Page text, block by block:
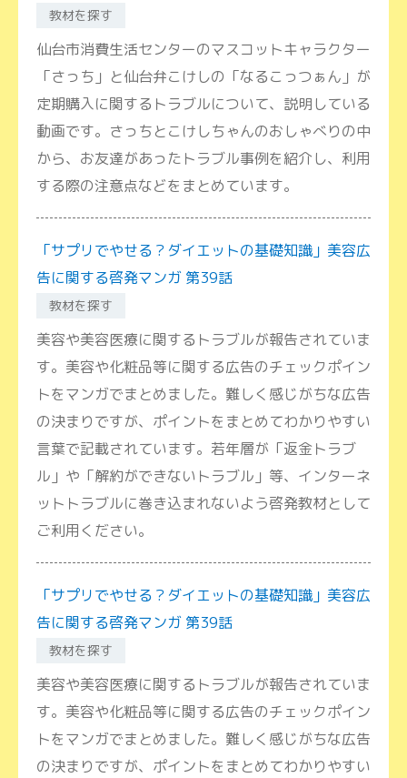
教材を探す
仙台市消費生活センターのマスコットキャラクター
「さっち」と仙台弁こけしの「なるこっつぁん」が
定期購入に関するトラブルについて、説明している
動画です。さっちとこけしちゃんのおしゃべりの中
から、お友達があったトラブル事例を紹介し、利用
する際の注意点などをまとめています。
「サプリでやせる？ダイエットの基礎知識」美容広
告に関する啓発マンガ 第39話
教材を探す
美容や美容医療に関するトラブルが報告されていま
す。美容や化粧品等に関する広告のチェックポイン
トをマンガでまとめました。難しく感じがちな広告
の決まりですが、ポイントをまとめてわかりやすい
言葉で記載されています。若年層が「返金トラブ
ル」や「解約ができないトラブル」等、インターネ
ットトラブルに巻き込まれないよう啓発教材として
ご利用ください。
「サプリでやせる？ダイエットの基礎知識」美容広
告に関する啓発マンガ 第39話
教材を探す
美容や美容医療に関するトラブルが報告されていま
す。美容や化粧品等に関する広告のチェックポイン
トをマンガでまとめました。難しく感じがちな広告
の決まりですが、ポイントをまとめてわかりやすい